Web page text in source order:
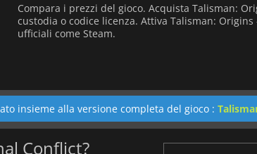
Compara i prezzi del gioco. Acquista Talisman:
custodia o codice licenza. Attiva Talisman:
ufficiali come Steam.
insieme alla versione completa del gioco :
Conflict?